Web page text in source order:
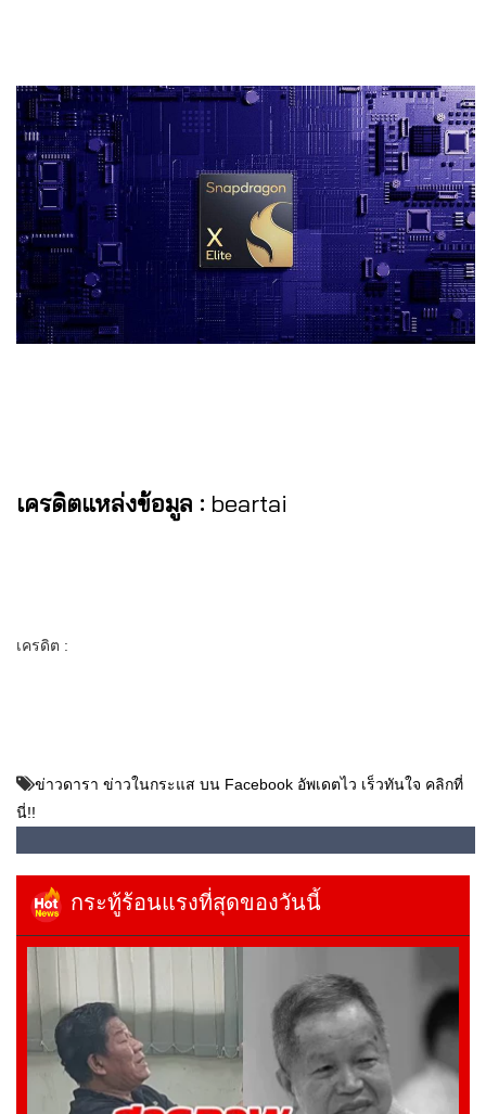
เครดิตแหล่งข้อมูล : beartai
เครดิต :
ข่าวดารา ข่าวในกระแส บน Facebook อัพเดตไว เร็วทันใจ คลิกที่
นี่!!
กระทู้ร้อนแรงที่สุดของวันนี้